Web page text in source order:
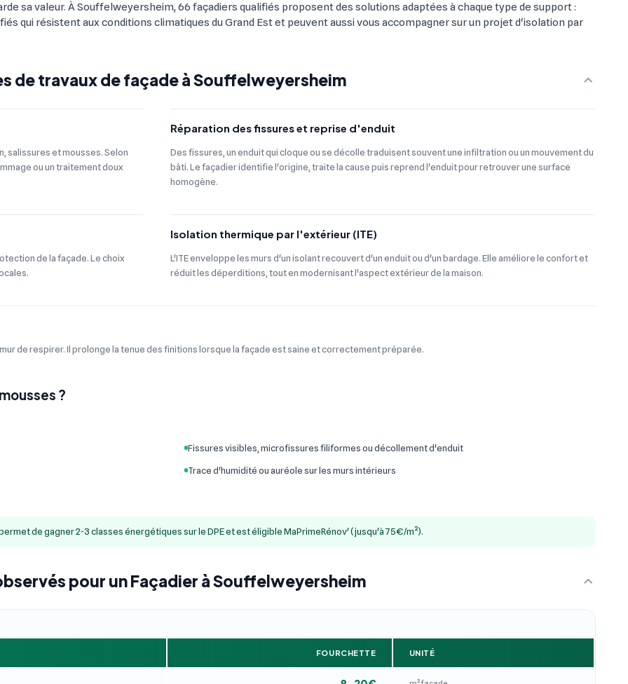
sa valeur. À Souffelweyersheim, 66 façadiers qualifiés proposent des solutions adaptées à chaque type de support :
qui résistent aux conditions climatiques du Grand Est et peuvent aussi vous accompagner sur un projet d'isolation par
de travaux de façade à Souffelweyersheim
salissures et mousses. Selon
ou un traitement doux
Réparation des fissures et reprise d'enduit
Des fissures, un enduit qui cloque ou se décolle traduisent souvent une infiltration ou un mouvement du
bâti. Le façadier identifie l'origine, traite la cause puis reprend l'enduit pour retrouver une surface
homogène.
de la façade. Le choix
Isolation thermique par l'extérieur (ITE)
L'ITE enveloppe les murs d'un isolant recouvert d'un enduit ou d'un bardage. Elle améliore le confort et
réduit les déperditions, tout en modernisant l'aspect extérieur de la maison.
de respirer. Il prolonge la tenue des finitions lorsque la façade est saine et correctement préparée.
?
Fissures visibles, microfissures filiformes ou décollement d'enduit
Trace d'humidité ou auréole sur les murs intérieurs
de gagner 2-3 classes énergétiques sur le DPE et est éligible MaPrimeRénov' (jusqu'à 75€/m²).
pour un Façadier à Souffelweyersheim
FOURCHETTE UNITÉ